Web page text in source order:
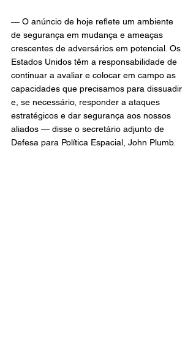
— O anúncio de hoje reflete um ambiente
de segurança em mudança e ameaças
crescentes de adversários em potencial. Os
Estados Unidos têm a responsabilidade de
continuar a avaliar e colocar em campo as
capacidades que precisamos para dissuadir
e, se necessário, responder a ataques
estratégicos e dar segurança aos nossos
aliados — disse o secretário adjunto de
Defesa para Política Espacial, John Plumb.